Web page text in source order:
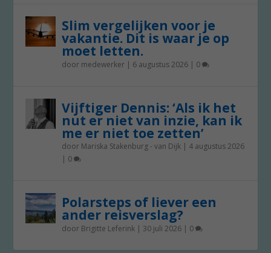
Slim vergelijken voor je
vakantie. Dit is waar je op
moet letten.
door medewerker | 6 augustus 2026 | 0
Vijftiger Dennis: ‘Als ik het
nut er niet van inzie, kan ik
me er niet toe zetten’
door Mariska Stakenburg - van Dijk | 4 augustus 2026
| 0
Polarsteps of liever een
ander reisverslag?
door Brigitte Leferink | 30 juli 2026 | 0